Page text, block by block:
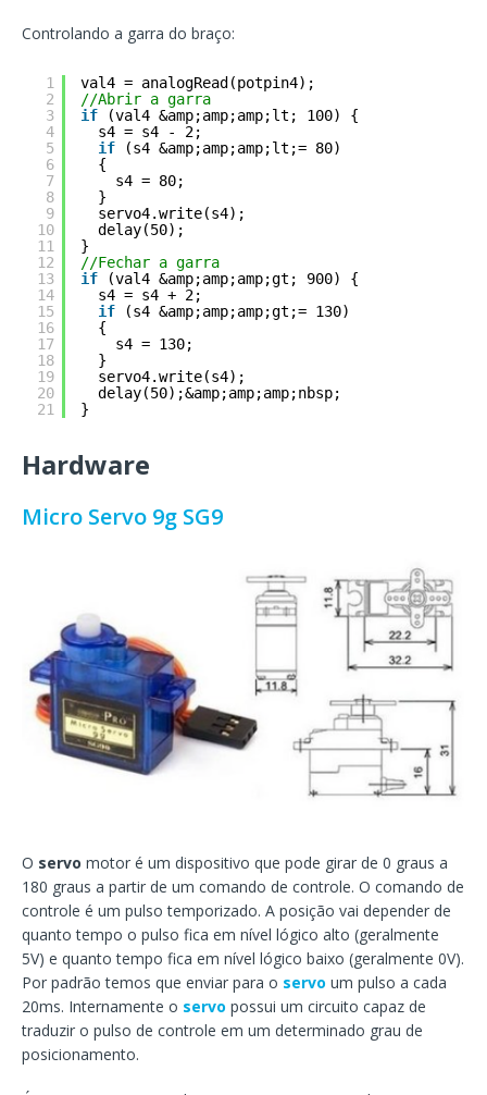
Controlando a garra do braço:
1
2
3
4
5
6
7
8
9
10
11
12
13
14
15
16
17
18
19
20
21
val4 = analogRead(potpin4);
//Abrir a garra
if
(val4 &amp;amp;amp;lt; 100) {
s4 = s4 - 2;
if
(s4 &amp;amp;amp;lt;= 80)
{
s4 = 80;
}
servo4.write(s4);
delay(50);
}
//Fechar a garra
if
(val4 &amp;amp;amp;gt; 900) {
s4 = s4 + 2;
if
(s4 &amp;amp;amp;gt;= 130)
{
s4 = 130;
}
servo4.write(s4);
delay(50);&amp;amp;amp;nbsp;
}
Hardware
Micro Servo 9g SG9
O servo motor é um dispositivo que pode girar de 0 graus a
180 graus a partir de um comando de controle. O comando de
controle é um pulso temporizado. A posição vai depender de
quanto tempo o pulso fica em nível lógico alto (geralmente
5V) e quanto tempo fica em nível lógico baixo (geralmente 0V).
Por padrão temos que enviar para o servo um pulso a cada
20ms. Internamente o servo possui um circuito capaz de
traduzir o pulso de controle em um determinado grau de
posicionamento.